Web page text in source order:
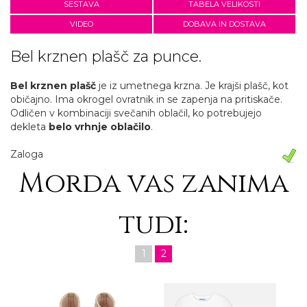
SESTAVA TABELA VELIKOSTI
VIDEO DOBAVA IN DOSTAVA
Bel krznen plašč za punce.
Bel krznen plašč je iz umetnega krzna. Je krajši plašč, kot
običajno. Ima okrogel ovratnik in se zapenja na pritiskače.
Odličen v kombinaciji svečanih oblačil, ko potrebujejo
dekleta belo vrhnje oblačilo.
Zaloga
Morda vas zanima
tudi:
1 2